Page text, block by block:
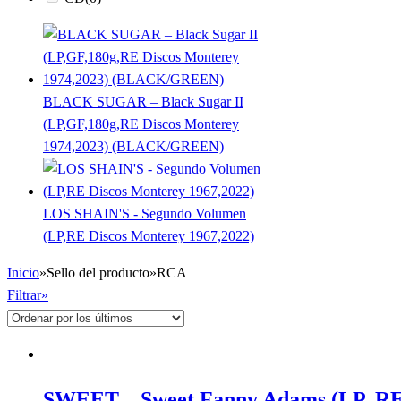
BLACK SUGAR – Black Sugar II
(LP,GF,180g,RE Discos Monterey
1974,2023) (BLACK/GREEN)
LOS SHAIN'S - Segundo Volumen
(LP,RE Discos Monterey 1967,2022)
Inicio»Sello del producto»RCA
Filtrar»